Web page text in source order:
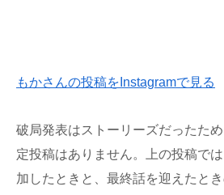
もかさんの投稿をInstagramで見る
破局発表はストーリーズだったた
定投稿はありません。上の投稿で
加したときと、最終話を迎えたと